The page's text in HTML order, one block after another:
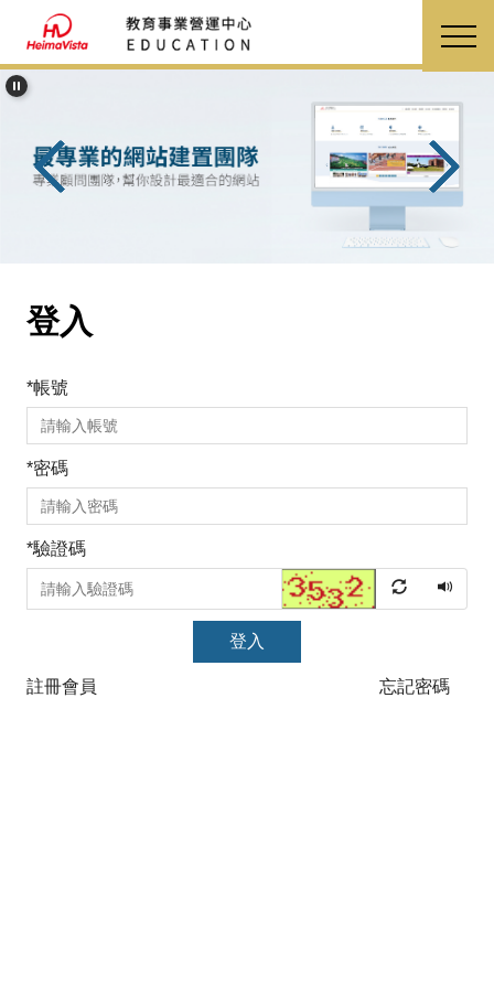
到
主
要
登入
*帳號
*密碼
*驗證碼
登入
註冊會員 忘記密碼